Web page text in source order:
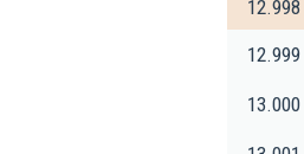
12.998
12.999
13.000